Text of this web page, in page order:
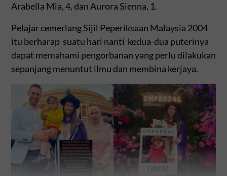
Arabella Mia, 4, dan Aurora Sienna, 1.
Pelajar cemerlang Sijil Peperiksaan Malaysia 2004
itu berharap suatu hari nanti kedua-dua puterinya
dapat memahami pengorbanan yang perlu dilakukan
sepanjang menuntut ilmu dan membina kerjaya.